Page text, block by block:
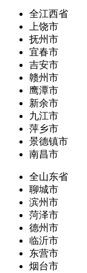
全江西省
上饶市
抚州市
宜春市
吉安市
赣州市
鹰潭市
新余市
九江市
萍乡市
景德镇市
南昌市
全山东省
聊城市
滨州市
菏泽市
德州市
临沂市
东营市
烟台市